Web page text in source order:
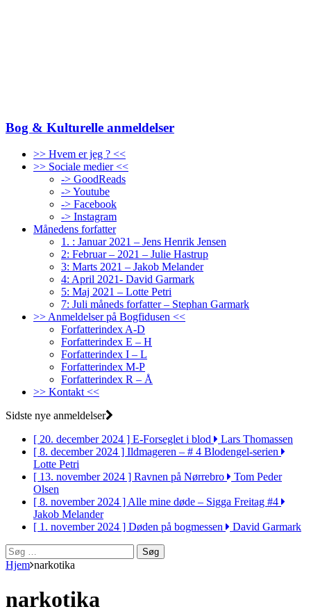
Bog & Kulturelle anmeldelser
>> Hvem er jeg ? <<
>> Sociale medier <<
-> GoodReads
-> Youtube
-> Facebook
-> Instagram
Månedens forfatter
1. : Januar 2021 – Jens Henrik Jensen
2: Februar – 2021 – Julie Hastrup
3: Marts 2021 – Jakob Melander
4: April 2021- David Garmark
5: Maj 2021 – Lotte Petri
7: Juli måneds forfatter – Stephan Garmark
>> Anmeldelser på Bogfidusen <<
Forfatterindex A-D
Forfatterindex E – H
Forfatterindex I – L
Forfatterindex M-P
Forfatterindex R – Å
>> Kontakt <<
Sidste nye anmeldelser
[ 20. december 2024 ] E-Forseglet i blod
Lars Thomassen
[ 8. december 2024 ] Ildmageren – # 4 Blodengel-serien
Lotte Petri
[ 13. november 2024 ] Ravnen på Nørrebro
Tom Peder
Olsen
[ 8. november 2024 ]Alle mine døde – Sigga Freitag #4
Jakob Melander
[ 1. november 2024 ] Døden på bogmessen
David Garmark
Søg
efter:
Hjem narkotika
narkotika